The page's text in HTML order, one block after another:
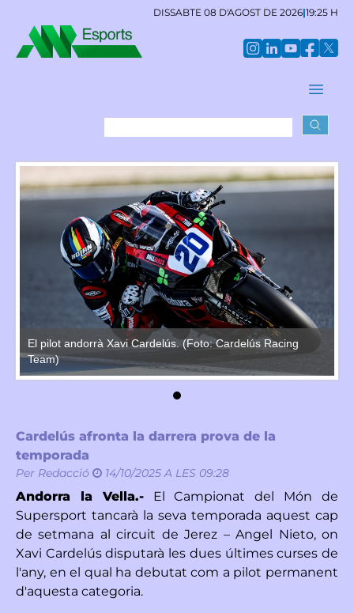
DISSABTE 08 D'AGOST DE 2026|19:25 H
El pilot andorrà Xavi Cardelús. (Foto: Cardelús Racing
Team)
Cardelús afronta la darrera prova de la
temporada
Per Redacció 14/10/2025 A LES 09:28
Andorra la Vella.-El Campionat del Món de
Supersport tancarà la seva temporada aquest cap
de setmana al circuit de Jerez – Angel Nieto, on
Xavi Cardelús disputarà les dues últimes curses de
l'any, en el qual ha debutat com a pilot permanent
d'aquesta categoria.